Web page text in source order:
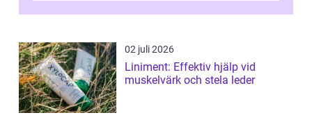
02 juli 2026
Liniment: Effektiv hjälp vid
muskelvärk och stela leder